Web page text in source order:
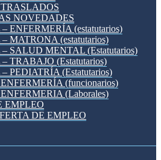
NOVEDADES
ENFERMERÍA (estatutarios)
MATRONA (estatutarios)
SALUD MENTAL (Estatutarios)
TRABAJO (Estatutarios)
PEDIATRÍA (Estatutarios)
(funcionarios)
(Laborales)
EMPLEO
DE EMPLEO